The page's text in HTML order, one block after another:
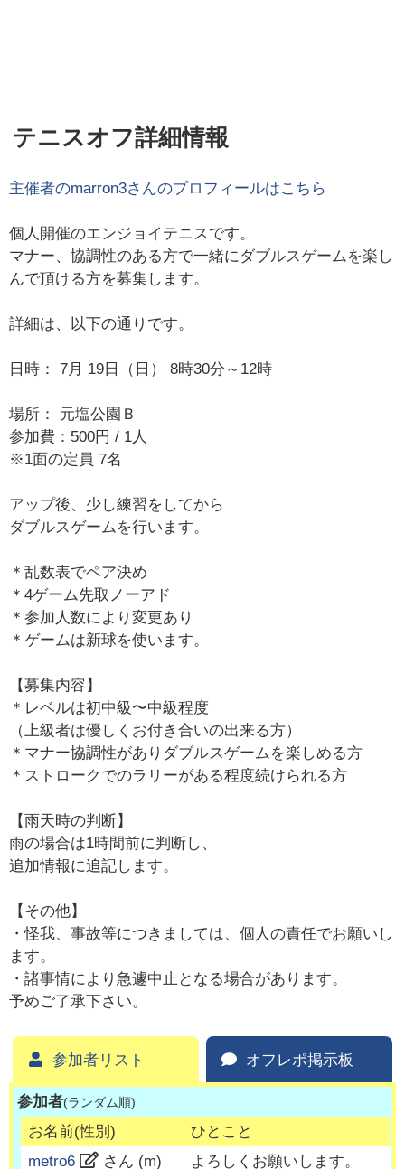
テニスオフ詳細情報
主催者のmarron3さんのプロフィールはこちら
個人開催のエンジョイテニスです。
マナー、協調性のある方で一緒にダブルスゲームを楽し
んで頂ける方を募集します。
詳細は、以下の通りです。
日時： 7月 19日（日） 8時30分～12時
場所： 元塩公園Ｂ
参加費：500円 / 1人
※1面の定員 7名
アップ後、少し練習をしてから
ダブルスゲームを行います。
＊乱数表でペア決め
＊4ゲーム先取ノーアド
＊参加人数により変更あり
＊ゲームは新球を使います。
【募集内容】
＊レベルは初中級〜中級程度
（上級者は優しくお付き合いの出来る方）
＊マナー協調性がありダブルスゲームを楽しめる方
＊ストロークでのラリーがある程度続けられる方
【雨天時の判断】
雨の場合は1時間前に判断し、
追加情報に追記します。
【その他】
・怪我、事故等につきましては、個人の責任でお願いし
ます。
・諸事情により急遽中止となる場合があります。
予めご了承下さい。
参加者リスト オフレポ掲示板
参加者(ランダム順)
お名前(性別)
ひとこと
metro6
さん (m) よろしくお願いします。